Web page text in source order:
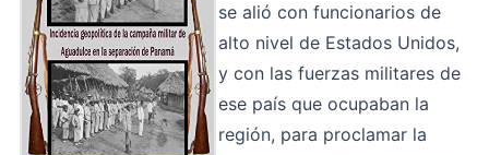
se alió con funcionarios de
alto nivel de Estados Unidos,
y con las fuerzas militares de
ese país que ocupaban la
región, para proclamar la